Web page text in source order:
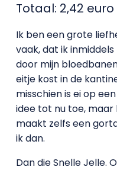
Totaal: 2,42 euro
Ik ben een grote
vaak, dat ik
door mijn
eitje kost in de
misschien is ei op
idee tot nu toe,
maakt zelfs een
ik dan.
Dan die Snelle Jelle.